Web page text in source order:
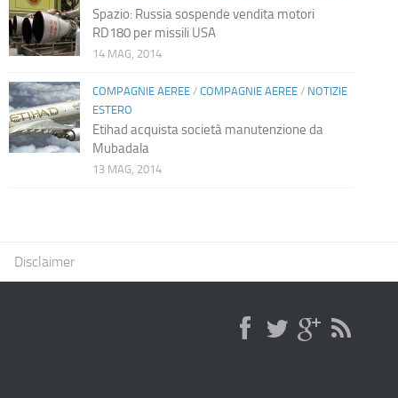
Spazio: Russia sospende vendita motori
RD180 per missili USA
14 MAG, 2014
COMPAGNIE AEREE/ COMPAGNIE AEREE/ NOTIZIE
ESTERO
Etihad acquista società manutenzione da
Mubadala
13 MAG, 2014
Disclaimer